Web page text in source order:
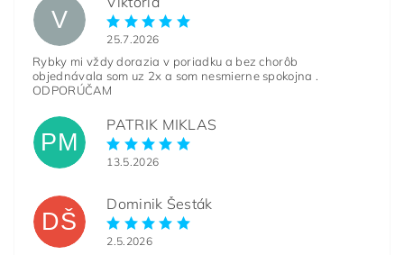
V
25.7.2026
Rybky mi vždy dorazia v poriadku a bez chorôb
objednávala som uz 2x a som nesmierne spokojna .
ODPORÚČAM
PM
PATRIK MIKLAS
13.5.2026
DŠ
Dominik Šesták
2.5.2026